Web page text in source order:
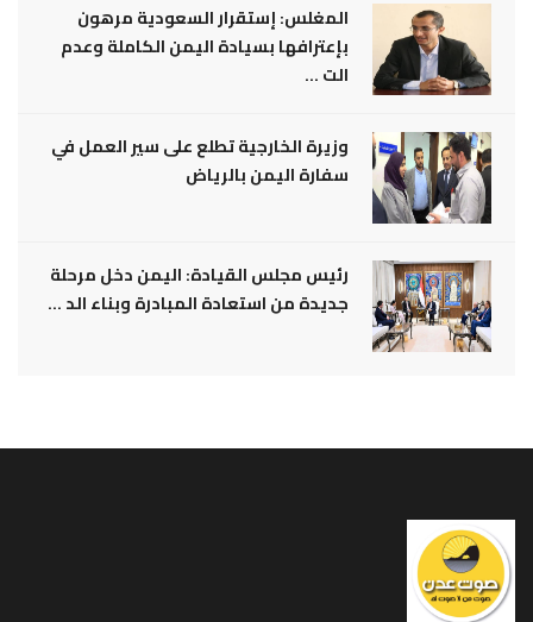
المغلس: إستقرار السعودية مرهون
بإعترافها بسيادة اليمن الكاملة وعدم
الت ...
وزيرة الخارجية تطلع على سير العمل في
سفارة اليمن بالرياض
رئيس مجلس القيادة: اليمن دخل مرحلة
جديدة من استعادة المبادرة وبناء الد ...